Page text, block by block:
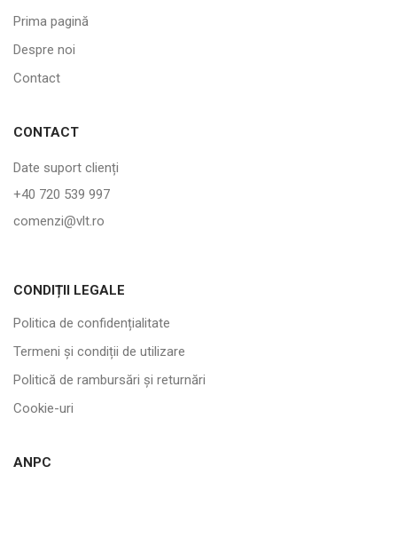
Prima pagină
Despre noi
Contact
CONTACT
Date suport clienți
+40 720 539 997
comenzi@vlt.ro
CONDIȚII LEGALE
Politica de confidențialitate
Termeni și condiții de utilizare
Politică de rambursări și returnări
Cookie-uri
ANPC